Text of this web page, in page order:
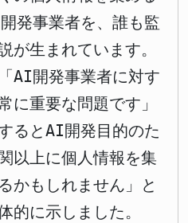
発事業者を、誰も監
が生まれています。
AI開発事業者に対す
に重要な問題です」
るとAI開発目的のた
以上に個人情報を集
かもしれません」と
的に示しました。